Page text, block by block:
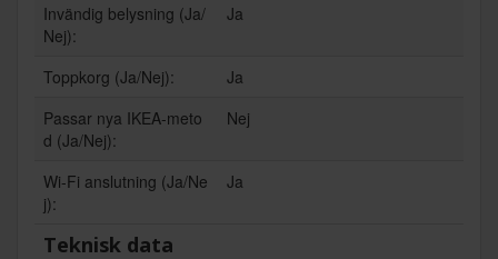
Invändig belysning (Ja/
Nej):
Ja
Toppkorg (Ja/Nej):
Ja
Passar nya IKEA-meto
d (Ja/Nej):
Nej
Wi-Fi anslutning (Ja/Ne
j):
Ja
Teknisk data